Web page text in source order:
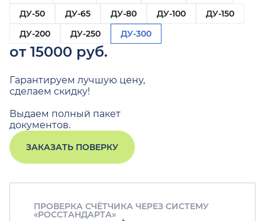
ДУ-50
ДУ-65 ДУ-80 ДУ-100
ДУ-150
ДУ-200
ДУ-250 ДУ-300
от 15000 руб.
Гарантируем лучшую цену,
сделаем скидку!
Выдаем полный пакет
документов.
ЗАКАЗАТЬ ПОВЕРКУ
ПРОВЕРКА СЧЁТЧИКА ЧЕРЕЗ СИСТЕМУ
«РОССТАНДАРТА»